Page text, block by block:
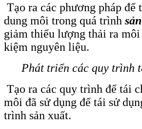
Tạo ra các phương pháp để
dung môi trong quá trình
giảm thiểu lượng thải ra
kiệm nguyên liệu.
Phát triển các quy trình
Tạo ra các quy trình để tái
môi đã sử dụng để tái sử
trình sản xuất.